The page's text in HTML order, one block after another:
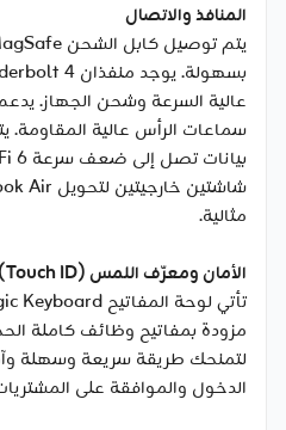
المنافذ والاتصال
عالية السرعة وشحن الجهاز.
مثالية.
الأمان ومعرّف اللمس (Touch ID)
لتمنحك طريقة سريعة وسهلة
الدخول والموافقة على